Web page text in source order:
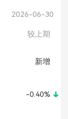
2026-06-30
较上期
新增
-0.40%